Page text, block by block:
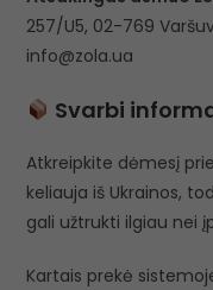
257/U5, 02-769
info@zola.ua
Svarbi
Atkreipkite dėmesį
keliauja iš Ukrainos,
gali užtrukti ilgiau nei
Kartais prekė